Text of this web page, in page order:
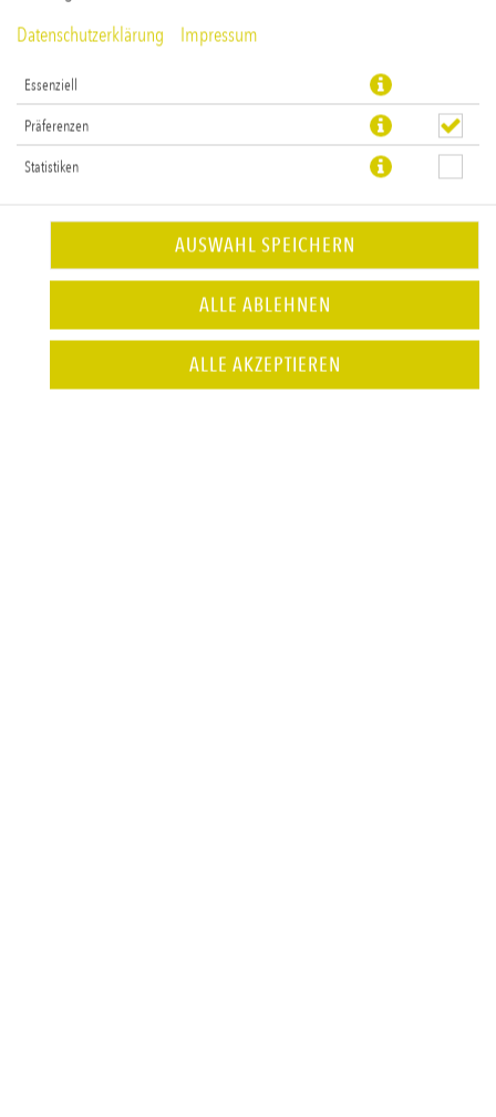
Datenschutzerklärung
Impressum
Essenziell
Präferenzen
Statistiken
AUSWAHL SPEICHERN
ALLE ABLEHNEN
ALLE AKZEPTIEREN
GOLDFRITTEN